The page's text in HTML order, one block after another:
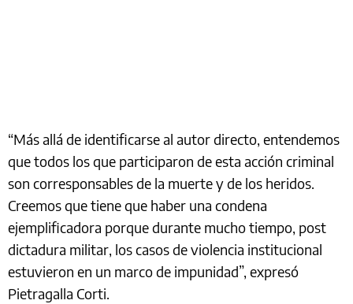
“Más allá de identificarse al autor directo, entendemos
que todos los que participaron de esta acción criminal
son corresponsables de la muerte y de los heridos.
Creemos que tiene que haber una condena
ejemplificadora porque durante mucho tiempo, post
dictadura militar, los casos de violencia institucional
estuvieron en un marco de impunidad”, expresó
Pietragalla Corti.